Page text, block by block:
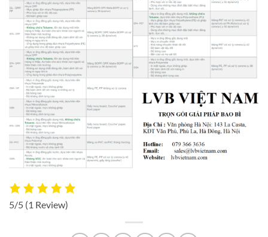
5/5 (1 Review)